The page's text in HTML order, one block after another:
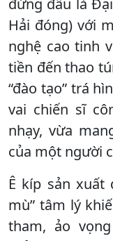
đứng đầu là
Hải đóng) với
nghệ cao tinh
tiền đến thao
“đào tạo” trá
vai chiến sĩ
nhạy, vừa
của một người
Ê kíp sản xuất
mù” tâm lý
tham, ảo